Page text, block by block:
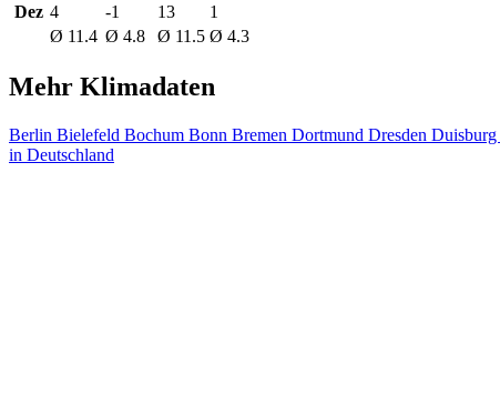
Dez 4 -1 13
1
Ø 11.4 Ø 4.8 Ø 11.5 Ø 4.3
Mehr Klimadaten
Berlin Bielefeld Bochum Bonn Bremen Dortmund Dresden Duisburg
in Deutschland